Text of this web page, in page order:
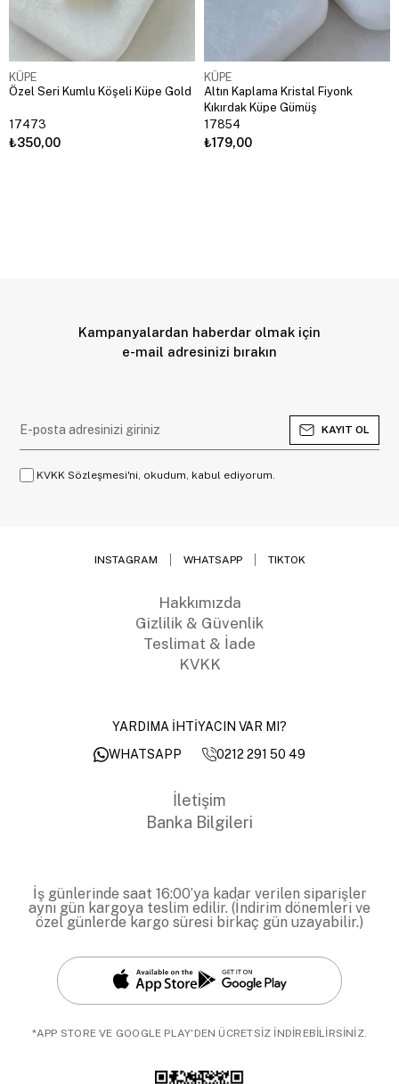
KÜPE
Özel Seri Kumlu Köşeli Küpe Gold
17473
₺350,00
KÜPE
Altın Kaplama Kristal Fiyonk
Kıkırdak Küpe Gümüş
17854
₺179,00
Kampanyalardan haberdar olmak için
e-mail adresinizi bırakın
KAYIT OL
KVKK Sözleşmesi'ni, okudum, kabul ediyorum.
INSTAGRAM WHATSAPP TIKTOK
Hakkımızda
Gizlilik & Güvenlik
Teslimat & İade
KVKK
YARDIMA İHTİYACIN VAR MI?
WHATSAPP
0212 291 50 49
İletişim
Banka Bilgileri
İş günlerinde saat 16:00’ya kadar verilen siparişler
aynı gün kargoya teslim edilir. (İndirim dönemleri ve
özel günlerde kargo süresi birkaç gün uzayabilir.)
*APP STORE VE GOOGLE PLAY'DEN ÜCRETSİZ İNDİREBİLİRSİNİZ.